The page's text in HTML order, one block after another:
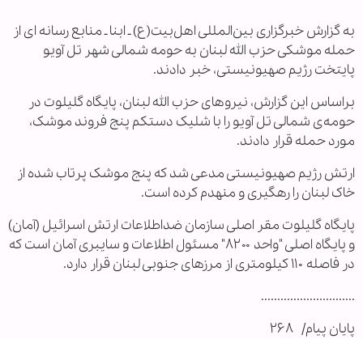
به گزارش خبرگزاری بین‌المللی اهل‌بیت(ع) ـ ابنا ـ منابع رسانه ای از
حمله موشکی حزب الله لبنان به حومه شمالی شهر تل آویو
پایتخت رژیم صهیونیستی، خبر دادند.
براساس این گزارش، نیروهای حزب الله لبنان، پایگاه گلیلوت در
حومه‌ی شمالی تل آویو را با شلیک دستکم پنج فروند موشک،
مورد حمله قرار دادند.
ارتش رژیم صهیونیستی مدعی شد که پنج موشک پرتاب شده از
خاک لبنان را رهگیری و منهدم کرده است.
پایگاه گلیلوت مقر اصلی سازمان ضداطلاعات ارتش اسرائیل (آمان)
و پایگاه اصلی "واحد ۸۲۰۰" مسئول اطلاعات و سایبری آمان است که
در فاصله ۱۱۰ کیلومتری از مرزهای جنوبی لبنان قرار دارد.
.............................
پایان پیام/ ۲۶۸